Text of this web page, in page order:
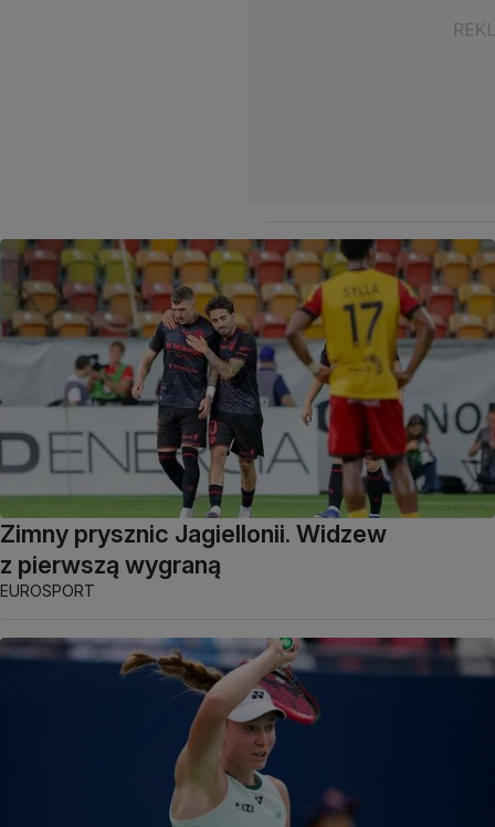
Zimny prysznic Jagiellonii. Widzew
z pierwszą wygraną
EUROSPORT